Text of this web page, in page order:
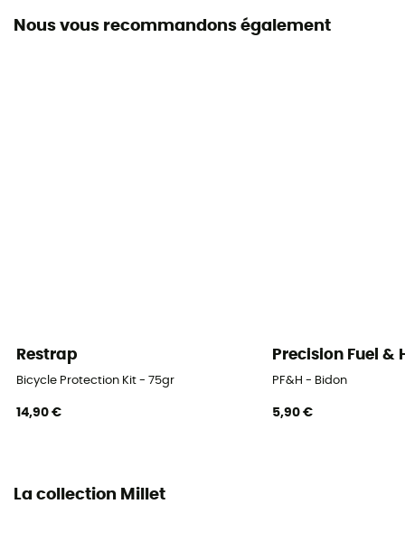
Nous vous recommandons également
Restrap
Bicycle Protection Kit - 75gr
14,90 €
Precision Fuel &
PF&H - Bidon
5,90 €
La collection Millet